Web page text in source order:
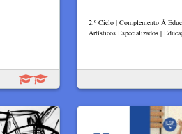
2.º Ciclo | Complemento À
Artísticos Especializados |